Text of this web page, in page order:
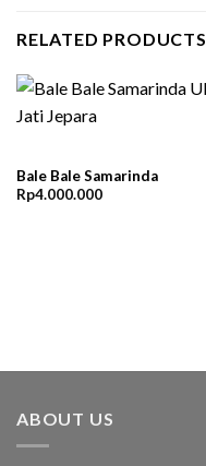
RELATED PRODUCTS
Bale Bale Samarinda
Rp4.000.000
ABOUT US